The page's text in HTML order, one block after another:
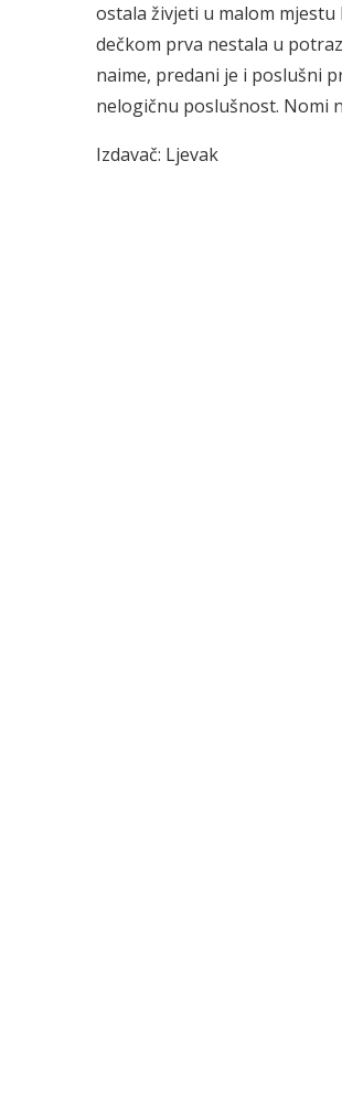
ostala živjeti u malom mjestu
dečkom prva nestala u
naime, predani je i poslušni
nelogičnu poslušnost. Nomi
Izdavač: Ljevak